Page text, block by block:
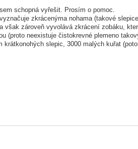
schopná vyřešit. Prosím o pomoc.
zkrácenýma nohama (takové
však zároveň vyvolává zkrácení zobáku,
(proto neexistuje čistokrevné plemeno
slepic, 3000 malých kuřat